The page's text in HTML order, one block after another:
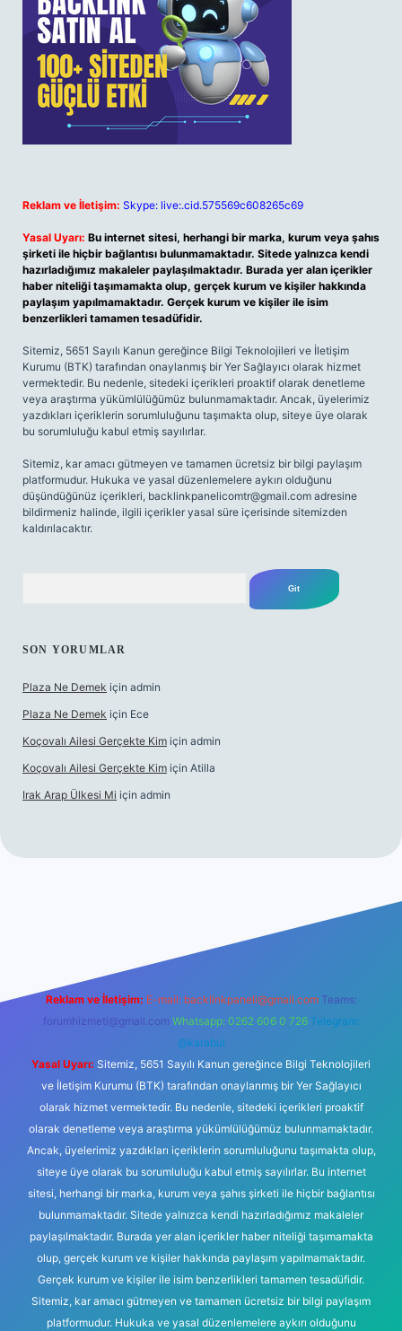
Reklam ve İletişim: Skype: live:.cid.575569c608265c69
Yasal Uyarı: Bu internet sitesi, herhangi bir marka, kurum veya şahıs
şirketi ile hiçbir bağlantısı bulunmamaktadır. Sitede yalnızca kendi
hazırladığımız makaleler paylaşılmaktadır. Burada yer alan içerikler
haber niteliği taşımamakta olup, gerçek kurum ve kişiler hakkında
paylaşım yapılmamaktadır. Gerçek kurum ve kişiler ile isim
benzerlikleri tamamen tesadüfidir.
Sitemiz, 5651 Sayılı Kanun gereğince Bilgi Teknolojileri ve İletişim
Kurumu (BTK) tarafından onaylanmış bir Yer Sağlayıcı olarak hizmet
vermektedir. Bu nedenle, sitedeki içerikleri proaktif olarak denetleme
veya araştırma yükümlülüğümüz bulunmamaktadır. Ancak, üyelerimiz
yazdıkları içeriklerin sorumluluğunu taşımakta olup, siteye üye olarak
bu sorumluluğu kabul etmiş sayılırlar.
Sitemiz, kar amacı gütmeyen ve tamamen ücretsiz bir bilgi paylaşım
platformudur. Hukuka ve yasal düzenlemelere aykırı olduğunu
düşündüğünüz içerikleri, backlinkpanelicomtr@gmail.com adresine
bildirmeniz halinde, ilgili içerikler yasal süre içerisinde sitemizden
kaldırılacaktır.
SON YORUMLAR
Plaza Ne Demek için admin
Plaza Ne Demek için Ece
Koçovalı Ailesi Gerçekte Kim için admin
Koçovalı Ailesi Gerçekte Kim için Atilla
Irak Arap Ülkesi Mi için admin
Reklam ve İletişim: E-mail: backlinkpaneli@gmail.com Teams:
forumhizmeti@gmail.com Whatsapp: 0262 606 0 726 Telegram:
@karabul
Yasal Uyarı: Sitemiz, 5651 Sayılı Kanun gereğince Bilgi Teknolojileri
ve İletişim Kurumu (BTK) tarafından onaylanmış bir Yer Sağlayıcı
olarak hizmet vermektedir. Bu nedenle, sitedeki içerikleri proaktif
olarak denetleme veya araştırma yükümlülüğümüz bulunmamaktadır.
Ancak, üyelerimiz yazdıkları içeriklerin sorumluluğunu taşımakta olup,
siteye üye olarak bu sorumluluğu kabul etmiş sayılırlar. Bu internet
sitesi, herhangi bir marka, kurum veya şahıs şirketi ile hiçbir bağlantısı
bulunmamaktadır. Sitede yalnızca kendi hazırladığımız makaleler
paylaşılmaktadır. Burada yer alan içerikler haber niteliği taşımamakta
olup, gerçek kurum ve kişiler hakkında paylaşım yapılmamaktadır.
Gerçek kurum ve kişiler ile isim benzerlikleri tamamen tesadüfidir.
Sitemiz, kar amacı gütmeyen ve tamamen ücretsiz bir bilgi paylaşım
platformudur. Hukuka ve yasal düzenlemelere aykırı olduğunu